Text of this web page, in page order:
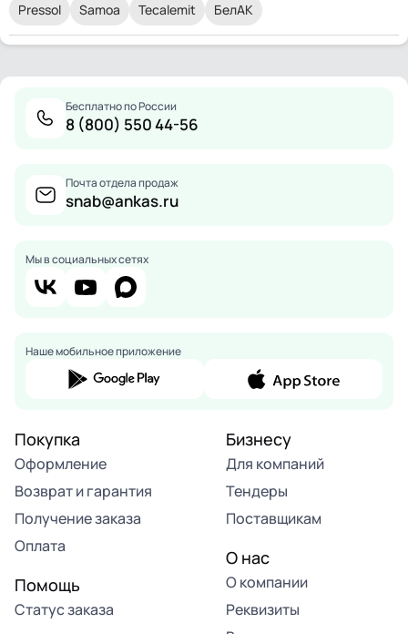
Pressol
Samoa Tecalemit БелАК
Бесплатно по России
8 (800) 550 44-56
Почта отдела продаж
snab@ankas.ru
Мы в социальных сетях
Наше мобильное приложение
Покупка
Оформление
Возврат и гарантия
Получение заказа
Оплата
Помощь
Статус заказа
Бизнесу
Для компаний
Тендеры
Поставщикам
О нас
О компании
Реквизиты